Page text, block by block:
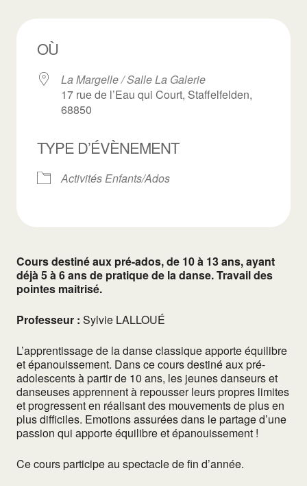
OÙ
La Margelle / Salle La Galerie
17 rue de l’Eau qui Court, Staffelfelden,
68850
TYPE D’ÉVÈNEMENT
Activités Enfants/Ados
Cours destiné aux pré-ados, de 10 à 13 ans, ayant
déjà 5 à 6 ans de pratique de la danse. Travail des
pointes maitrisé.
Professeur : Sylvie LALLOUÉ
L’apprentissage de la danse classique apporte équilibre
et épanouissement. Dans ce cours destiné aux pré-
adolescents à partir de 10 ans, les jeunes danseurs et
danseuses apprennent à repousser leurs propres limites
et progressent en réalisant des mouvements de plus en
plus difficiles. Emotions assurées dans le partage d’une
passion qui apporte équilibre et épanouissement !
Ce cours participe au spectacle de fin d’année.